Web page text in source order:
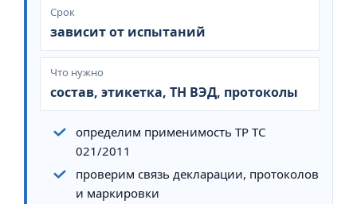
Срок
зависит от испытаний
Что нужно
состав, этикетка, ТН ВЭД, протоколы
определим применимость ТР ТС
021/2011
проверим связь декларации, протоколов
и маркировки